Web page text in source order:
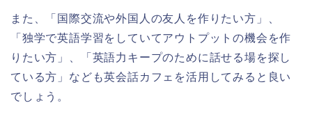
また、「国際交流や外国人の友人を作りたい方」、
「独学で英語学習をしていてアウトプットの機会を作
りたい方」、「英語力キープのために話せる場を探し
ている方」なども英会話カフェを活用してみると良い
でしょう。